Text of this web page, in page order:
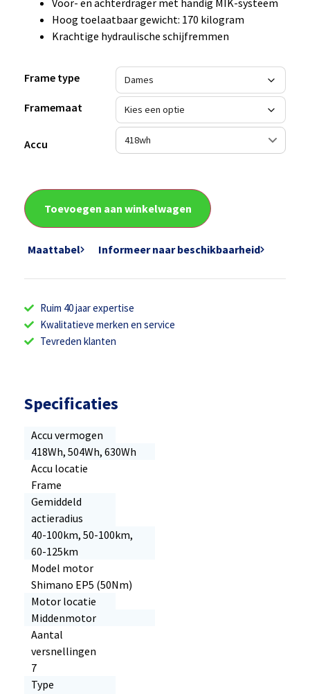
Hoog toelaatbaar gewicht: 170 kilogram
Krachtige hydraulische schijfremmen
Frame type
Framemaat
Accu
Toevoegen aan winkelwagen
Maattabel Informeer naar beschikbaarheid
Ruim 40 jaar expertise
Kwalitatieve merken en service
Tevreden klanten
Specificaties
Accu vermogen
418Wh, 504Wh, 630Wh
Accu locatie
Frame
Gemiddeld
actieradius
40-100km, 50-100km,
60-125km
Model motor
Shimano EP5 (50Nm)
Motor locatie
Middenmotor
Aantal
versnellingen
7
Type